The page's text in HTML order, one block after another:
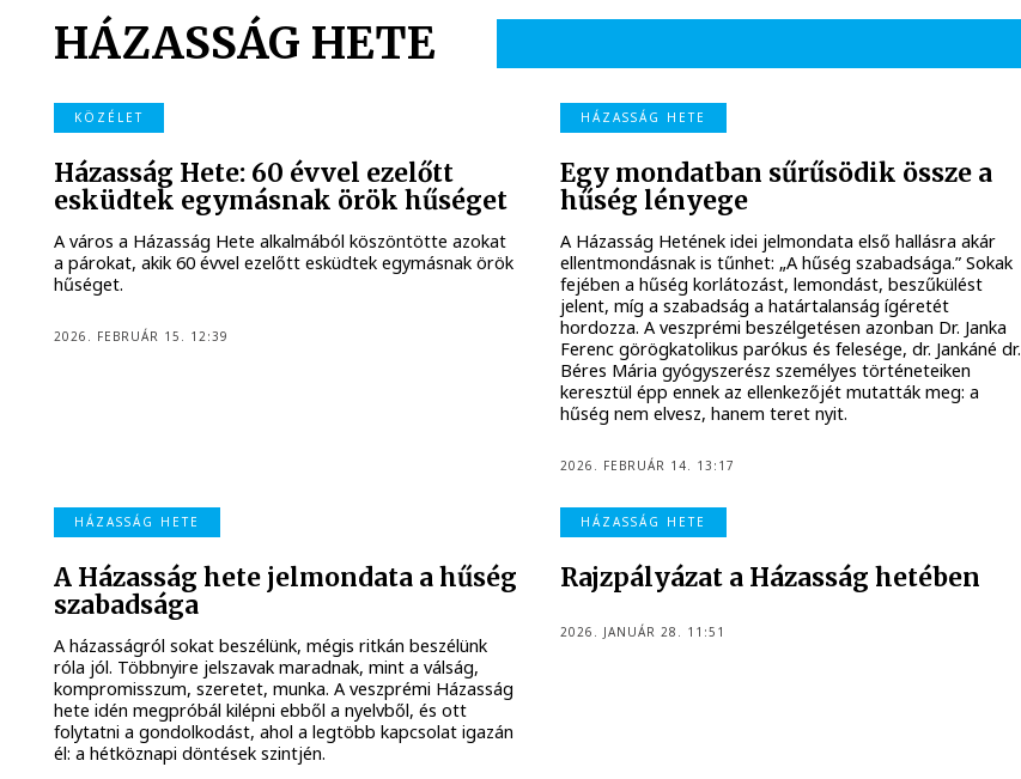
HÁZASSÁG HETE
KÖZÉLET
Házasság Hete: 60 évvel ezelőtt
esküdtek egymásnak örök hűséget
A város a Házasság Hete alkalmából köszöntötte azokat
a párokat, akik 60 évvel ezelőtt esküdtek egymásnak örök
hűséget.
2026. FEBRUÁR 15. 12:39
HÁZASSÁG HETE
Egy mondatban sűrűsödik össze a
hűség lényege
A Házasság Hetének idei jelmondata első hallásra akár
ellentmondásnak is tűnhet: „A hűség szabadsága.” Sokak
fejében a hűség korlátozást, lemondást, beszűkülést
jelent, míg a szabadság a határtalanság ígéretét
hordozza. A veszprémi beszélgetésen azonban Dr. Janka
Ferenc görögkatolikus parókus és felesége, dr. Jankáné dr.
Béres Mária gyógyszerész személyes történeteiken
keresztül épp ennek az ellenkezőjét mutatták meg: a
hűség nem elvesz, hanem teret nyit.
2026. FEBRUÁR 14. 13:17
HÁZASSÁG HETE
A Házasság hete jelmondata a hűség
szabadsága
A házasságról sokat beszélünk, mégis ritkán beszélünk
róla jól. Többnyire jelszavak maradnak, mint a válság,
kompromisszum, szeretet, munka. A veszprémi Házasság
hete idén megpróbál kilépni ebből a nyelvből, és ott
folytatni a gondolkodást, ahol a legtöbb kapcsolat igazán
él: a hétköznapi döntések szintjén.
HÁZASSÁG HETE
Rajzpályázat a Házasság hetében
2026. JANUÁR 28. 11:51